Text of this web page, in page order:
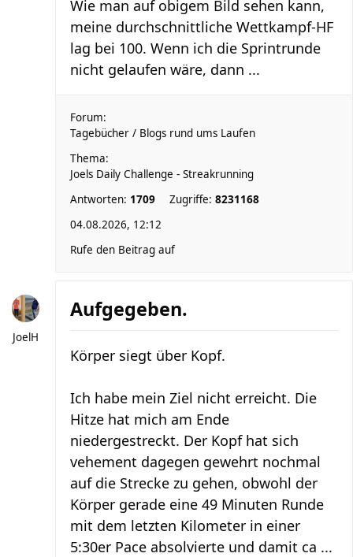
Wie man auf obigem Bild sehen kann,
meine durchschnittliche Wettkampf-HF
lag bei 100. Wenn ich die Sprintrunde
nicht gelaufen wäre, dann ...
Forum:
Tagebücher / Blogs rund ums Laufen
Thema:
Joels Daily Challenge - Streakrunning
Antworten: 1709 Zugriffe: 8231168
04.08.2026, 12:12
Rufe den Beitrag auf
JoelH
Aufgegeben.
Körper siegt über Kopf.
Ich habe mein Ziel nicht erreicht. Die
Hitze hat mich am Ende
niedergestreckt. Der Kopf hat sich
vehement dagegen gewehrt nochmal
auf die Strecke zu gehen, obwohl der
Körper gerade eine 49 Minuten Runde
mit dem letzten Kilometer in einer
5:30er Pace absolvierte und damit ca ...